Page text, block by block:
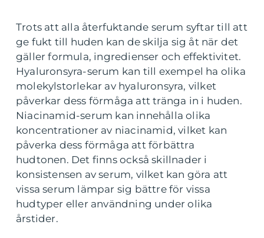
Trots att alla återfuktande serum syftar till att
ge fukt till huden kan de skilja sig åt när det
gäller formula, ingredienser och effektivitet.
Hyaluronsyra-serum kan till exempel ha olika
molekylstorlekar av hyaluronsyra, vilket
påverkar dess förmåga att tränga in i huden.
Niacinamid-serum kan innehålla olika
koncentrationer av niacinamid, vilket kan
påverka dess förmåga att förbättra
hudtonen. Det finns också skillnader i
konsistensen av serum, vilket kan göra att
vissa serum lämpar sig bättre för vissa
hudtyper eller användning under olika
årstider.